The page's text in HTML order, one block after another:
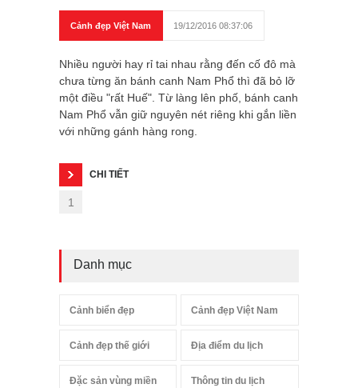
Cảnh đẹp Việt Nam 19/12/2016 08:37:06
Nhiều người hay rỉ tai nhau rằng đến cố đô mà
chưa từng ăn bánh canh Nam Phổ thì đã bỏ lỡ
một điều "rất Huế". Từ làng lên phố, bánh canh
Nam Phổ vẫn giữ nguyên nét riêng khi gắn liền
với những gánh hàng rong.
CHI TIẾT
1
Danh mục
Cảnh biển đẹp Cảnh đẹp Việt Nam
Cảnh đẹp thế giới Địa điểm du lịch
Đặc sản vùng miền Thông tin du lịch